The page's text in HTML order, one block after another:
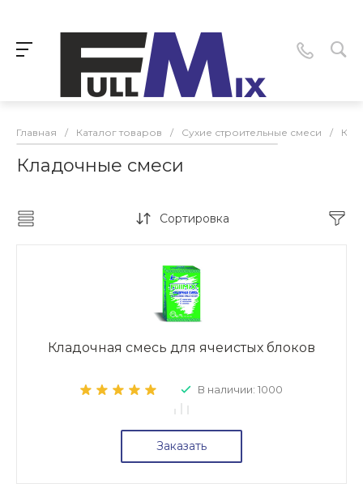
Главная / Каталог товаров / Сухие строительные смеси /
Кладочные смеси
Сортировка
Кладочная смесь для ячеистых блоков
В наличии: 1000
Заказать